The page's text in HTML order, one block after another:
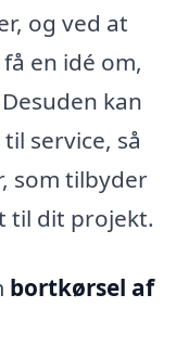
og ved at
en idé om,
kan
service, så
som tilbyder
til dit projekt.
bortkørsel af